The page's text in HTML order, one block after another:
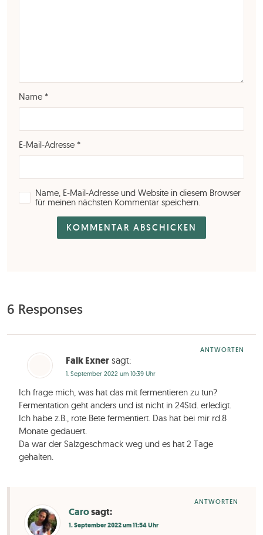
6 Responses
Falk Exner sagt:
1. September 2022 um 10:39 Uhr
Ich frage mich, was hat das mit fermentieren zu tun?
Fermentation geht anders und ist nicht in 24Std. erledigt.
Ich habe z.B., rote Bete fermentiert. Das hat bei mir rd.8
Monate gedauert.
Da war der Salzgeschmack weg und es hat 2 Tage
gehalten.
ANTWORTEN
Carosagt:
1. September 2022 um 11:54 Uhr
ANTWORTEN
Name *
E-Mail-Adresse *
Name, E-Mail-Adresse und Website in diesem Browser
für meinen nächsten Kommentar speichern.